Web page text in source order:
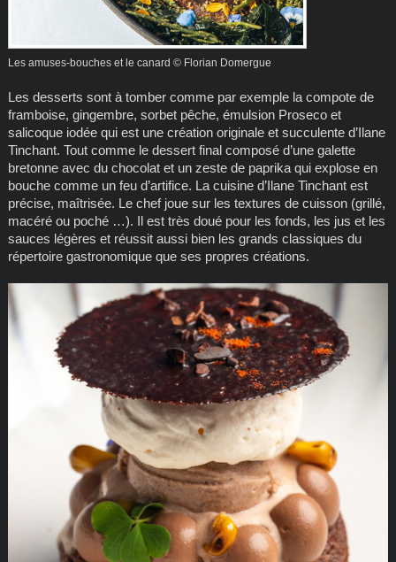
Les amuses-bouches et le canard © Florian Domergue
Les desserts sont à tomber comme par exemple la compote de
framboise, gingembre, sorbet pêche, émulsion Proseco et
salicoque iodée qui est une création originale et succulente d’Ilane
Tinchant. Tout comme le dessert final composé d’une galette
bretonne avec du chocolat et un zeste de paprika qui explose en
bouche comme un feu d’artifice. La cuisine d’Ilane Tinchant est
précise, maîtrisée. Le chef joue sur les textures de cuisson (grillé,
macéré ou poché …). Il est très doué pour les fonds, les jus et les
sauces légères et réussit aussi bien les grands classiques du
répertoire gastronomique que ses propres créations.